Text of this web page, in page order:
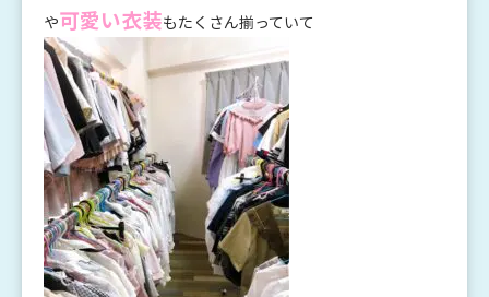
や可愛い衣装もたくさん揃っていて